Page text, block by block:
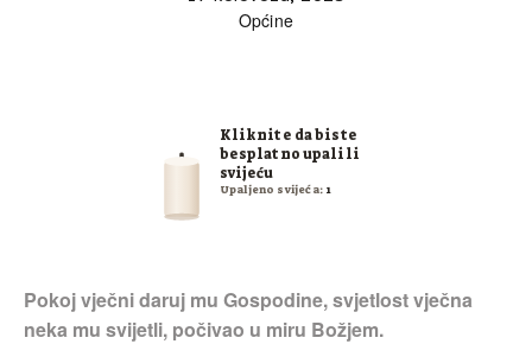
Općine
Kliknite da biste
besplatno upalili
svijeću
Upaljeno svijeća: 1
Pokoj vječni daruj mu Gospodine, svjetlost vječna
neka mu svijetli, počivao u miru Božjem.